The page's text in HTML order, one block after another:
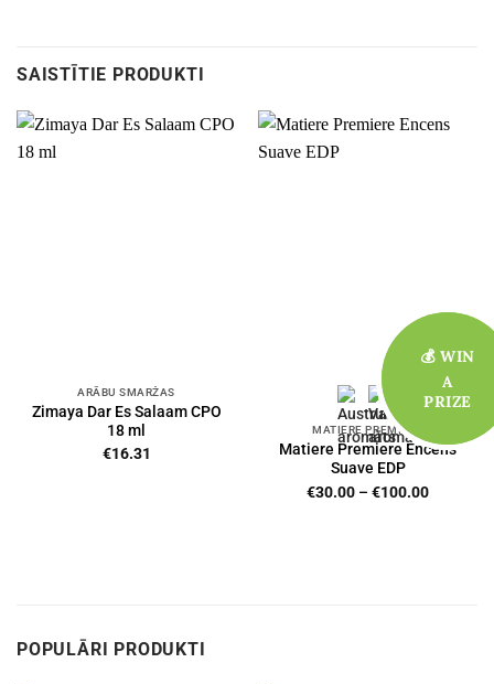
SAISTĪTIE PRODUKTI
ARĀBU SMARŽAS
Zimaya Dar Es Salaam CPO
18 ml
€16.31
MATIERE PREMIERE
Matiere Premiere Encens
Suave EDP
€30.00 – €100.00Price
POPULĀRI PRODUKTI
💰 WIN
A
PRIZE
💰 WIN
A
PRIZE